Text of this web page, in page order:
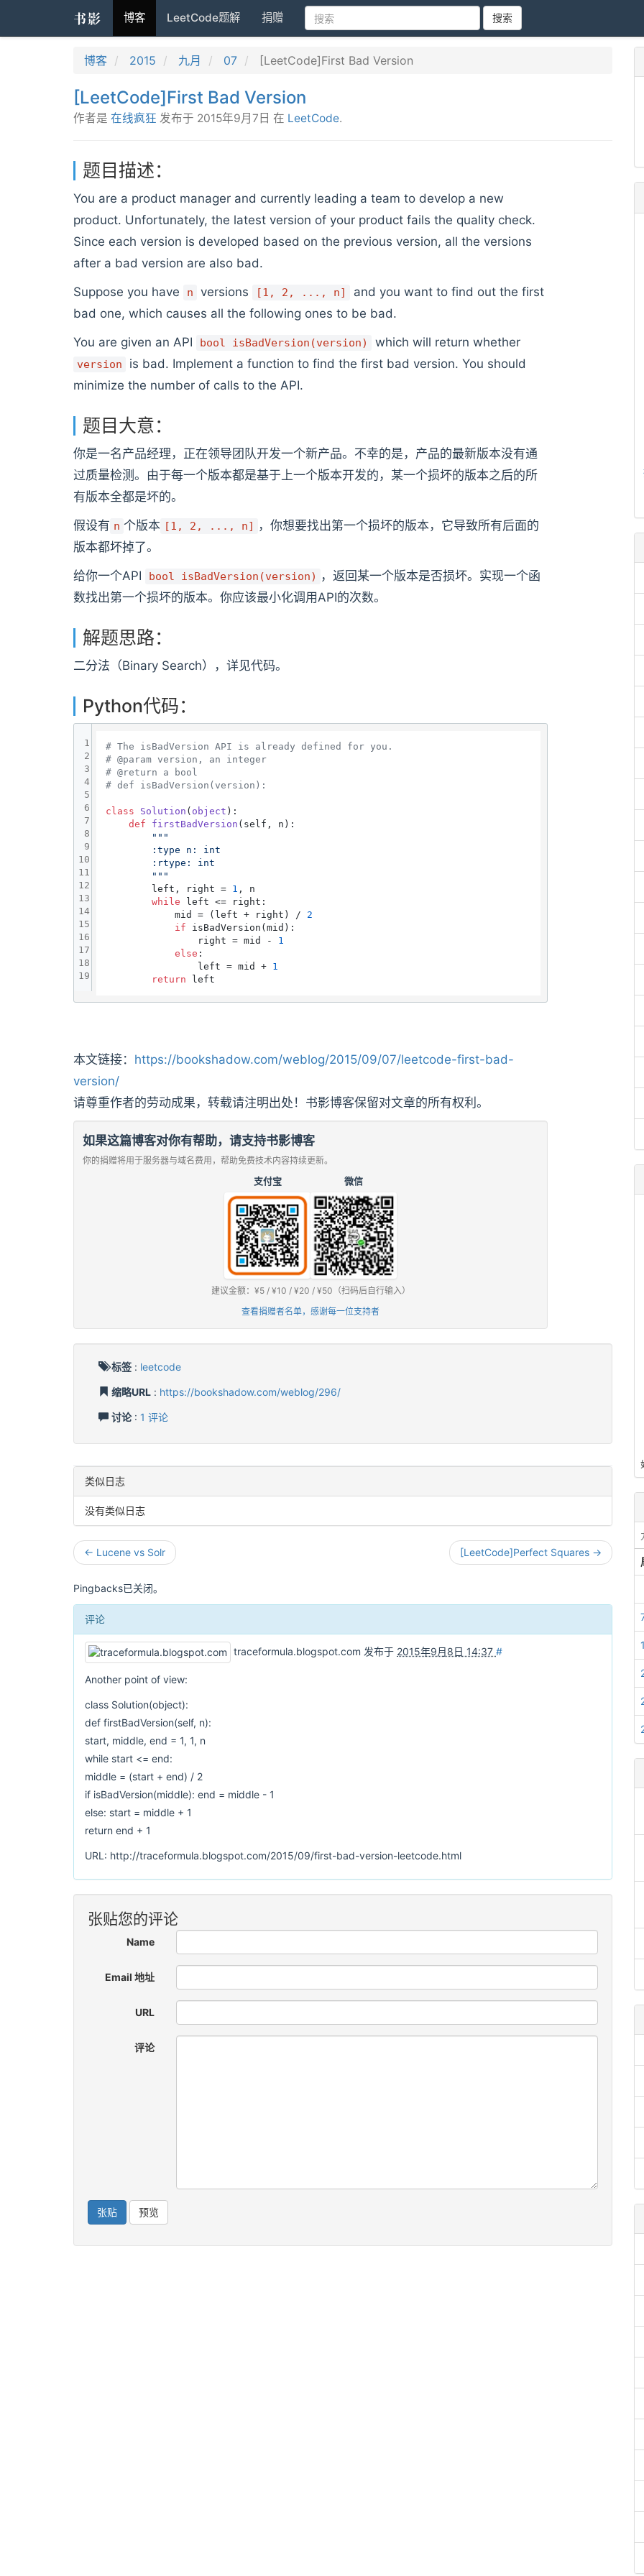
书影 博客 LeetCode题解 捐赠 搜索
博客 2015 九月 07 [LeetCode]First Bad Version
[LeetCode]First Bad Version
作者是 在线疯狂 发布于 2015年9月7日 在 LeetCode.
题目描述：
You are a product manager and currently leading a team to develop a new
product. Unfortunately, the latest version of your product fails the quality check.
Since each version is developed based on the previous version, all the versions
after a bad version are also bad.
Suppose you have
n versions [1, 2, ..., n]
and you want to find out the first
bad one, which causes all the following ones to be bad.
You are given an API
bool isBadVersion(version) which will return whether
version
is bad. Implement a function to find the first bad version. You should
minimize the number of calls to the API.
题目大意：
你是一名产品经理，正在领导团队开发一个新产品。不幸的是，产品的最新版本没有通
过质量检测。由于每一个版本都是基于上一个版本开发的，某一个损坏的版本之后的所
有版本全都是坏的。
假设有 n 个版本 [1, 2, ..., n]
，你想要找出第一个损坏的版本，它导致所有后面的
版本都坏掉了。
给你一个API
bool isBadVersion(version)
，返回某一个版本是否损坏。实现一个函
数找出第一个损坏的版本。你应该最小化调用API的次数。
解题思路：
二分法（Binary Search），详见代码。
Python代码：
# The isBadVersion API is already defined for you.
# @param version, an integer
# @return a bool
# def isBadVersion(version):
class Solution ( object ):
def
firstBadVersion ( self, n ):
"""
        :type n: int
        :rtype: int
        """
        left, right =
1 , n
while left <= right:
            mid = (left + right) /
2
if isBadVersion(mid):
                right = mid -
1
else :
                left = mid +
1
return
1
2
3
4
5
6
7
8
9
10
11
12
13
14
15
16
17
18
19
本文链接： https://bookshadow.com/weblog/2015/09/07/leetcode-first-bad-
version/
请尊重作者的劳动成果，转载请注明出处！书影博客保留对文章的所有权利。
如果这篇博客对你有帮助，请支持书影博客
你的捐赠将用于服务器与域名费用，帮助免费技术内容持续更新。
支付宝 微信
建议金额：¥5 / ¥10 / ¥20 / ¥50（扫码后自行输入）
查看捐赠者名单，感谢每一位支持者
标签 : leetcode
缩略URL : https://bookshadow.com/weblog/296/
讨论: 1 评论
类似日志
没有类似日志
[LeetCode]Perfect Squares →
← Lucene vs Solr
Pingbacks已关闭。
评论
traceformula.blogspot.com 发布于 2015年9月8日 14:37 #
Another point of view:
class Solution(object):
def firstBadVersion(self, n):
start, middle, end = 1, 1, n
while start <= end:
middle = (start + end) / 2
if isBadVersion(middle): end = middle - 1
else: start = middle + 1
return end + 1
URL: http://traceformula.blogspot.com/2015/09/first-bad-version-leetcode.html
张贴您的评论
Name
Email 地址
URL
评论